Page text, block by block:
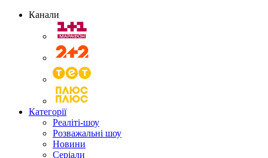
Канали
Категорії
Реаліті-шоу
Розважальні шоу
Новини
Серіали